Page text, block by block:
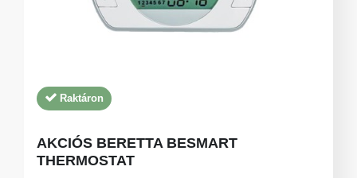
Raktáron
AKCIÓS BERETTA BESMART
THERMOSTAT